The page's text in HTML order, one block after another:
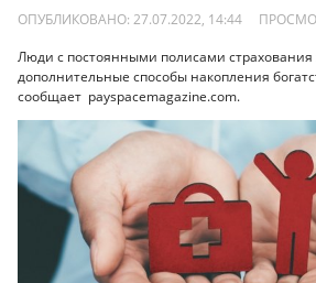
ОПУБЛИКОВАНО: 27.07.2022, 14:44
Люди с постоянными полисами
дополнительные способы накопления
сообщает payspacemagazine.com.